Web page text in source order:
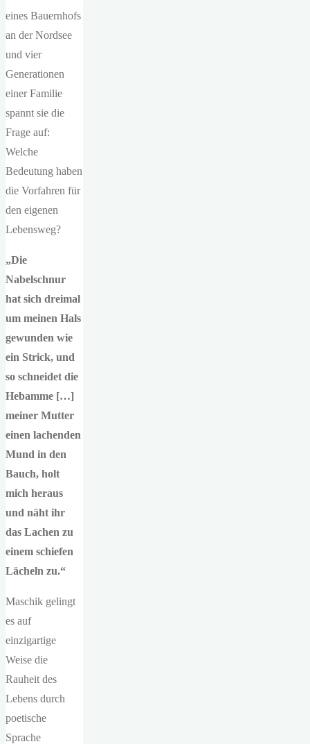
eines Bauernhofs
an der Nordsee
und vier
Generationen
einer Familie
spannt sie die
Frage auf:
Welche
Bedeutung haben
die Vorfahren für
den eigenen
Lebensweg?
„Die
Nabelschnur
hat sich dreimal
um meinen Hals
gewunden wie
ein Strick, und
so schneidet die
Hebamme […]
meiner Mutter
einen lachenden
Mund in den
Bauch, holt
mich heraus
und näht ihr
das Lachen zu
einem schiefen
Lächeln zu.“
Maschik gelingt
es auf
einzigartige
Weise die
Rauheit des
Lebens durch
poetische
Sprache